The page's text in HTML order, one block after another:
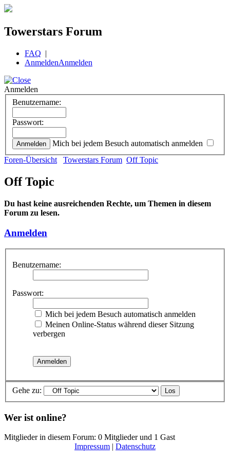
Towerstars Forum
FAQ |
AnmeldenAnmelden
Anmelden
Benutzername:
Passwort:
Mich bei jedem Besuch automatisch anmelden
Foren-Übersicht
Towerstars Forum Off Topic
Off Topic
Du hast keine ausreichenden Rechte, um Themen in diesem
Forum zu lesen.
Anmelden
Benutzername:
Passwort:
Mich bei jedem Besuch automatisch anmelden
Meinen Online-Status während dieser Sitzung
verbergen
Gehe zu:
Wer ist online?
Mitglieder in diesem Forum: 0 Mitglieder und 1 Gast
Impressum | Datenschutz